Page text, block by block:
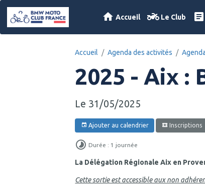
Accueil Le Club
Accueil Agenda des activités
2025 - Aix :
Le 31/05/2025
Ajouter au calendrier Inscriptions
Durée : 1 journée
La Délégation Régionale Aix en
Cette sortie est accessible aux non